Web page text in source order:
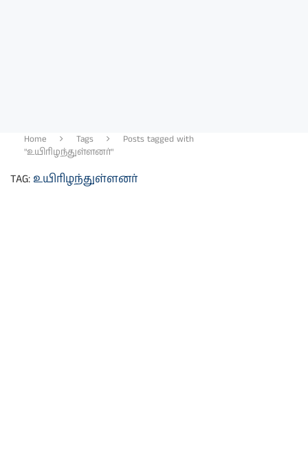
Home Tags
Posts tagged with
"உயிரிழந்துள்ளனர்"
TAG: உயிரிழந்துள்ளனர்